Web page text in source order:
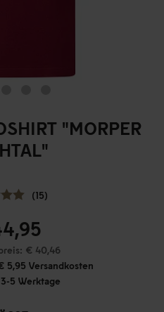
"MORPER
(15)
€ 40,46
5,95 Versandkosten
5 Werktage